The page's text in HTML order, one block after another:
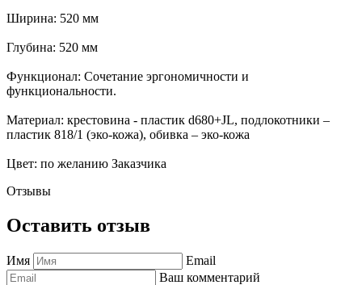
Ширина: 520 мм
Глубина: 520 мм
Функционал: Сочетание эргономичности и
функциональности.
Материал: крестовина - пластик d680+JL, подлокотники –
пластик 818/1 (эко-кожа), обивка – эко-кожа
Цвет: по желанию Заказчика
Отзывы
Оставить отзыв
Имя
Email
Ваш комментарий